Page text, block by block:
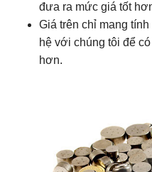
đưa ra mức giá tốt
Giá trên chỉ mang
hệ với chúng tôi để
hơn.